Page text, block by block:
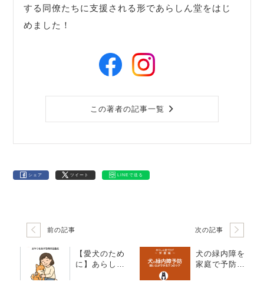
する同僚たちに支援される形であらしん堂をはじ
めました！
この著者の記事一覧
シェア ツイート LINEで送る
前の記事
【愛犬のため
に】あらしん
次の記事
犬の緑内障を
家庭で予防！